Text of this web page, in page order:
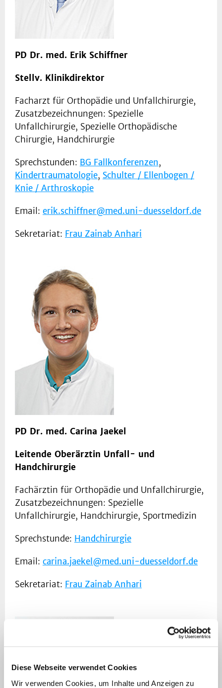
Diese Webseite verwendet Cookies
Wir verwenden Cookies, um Inhalte und Anzeigen zu
PD Dr. med. Erik Schiffner
Stellv. Klinikdirektor
Facharzt für Orthopädie und Unfallchirurgie,
Zusatzbezeichnungen: Spezielle
Unfallchirurgie, Spezielle Orthopädische
Chirurgie, Handchirurgie
Sprechstunden: BG Fallkonferenzen,
Kindertraumatologie, Schulter / Ellenbogen /
Knie / Arthroskopie
Email: erik.schiffner@med.uni-duesseldorf.de
Sekretariat: Frau Zainab Anhari
PD Dr. med. Carina Jaekel
Leitende Oberärztin Unfall- und
Handchirurgie
Fachärztin für Orthopädie und Unfallchirurgie,
Zusatzbezeichnungen: Spezielle
Unfallchirurgie, Handchirurgie, Sportmedizin
Sprechstunde: Handchirurgie
Email: carina.jaekel@med.uni-duesseldorf.de
Sekretariat: Frau Zainab Anhari